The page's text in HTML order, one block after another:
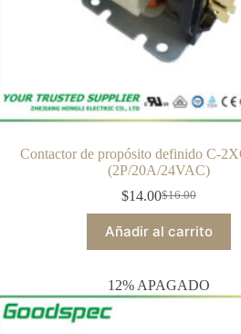
Contactor de propósito definido C-
(2P/20A/24VAC)
$16.00
$14.00
Añadir al carrito
12% APAGADO